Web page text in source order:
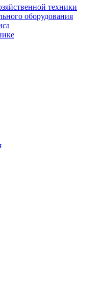
техники
оборудования